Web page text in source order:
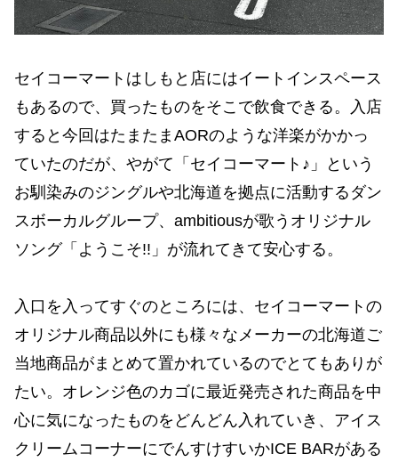
セイコーマートはしもと店にはイートインスペース
もあるので、買ったものをそこで飲食できる。入店
すると今回はたまたまAORのような洋楽がかかっ
ていたのだが、やがて「セイコーマート♪」という
お馴染みのジングルや北海道を拠点に活動するダン
スボーカルグループ、ambitiousが歌うオリジナル
ソング「ようこそ!!」が流れてきて安心する。
入口を入ってすぐのところには、セイコーマートの
オリジナル商品以外にも様々なメーカーの北海道ご
当地商品がまとめて置かれているのでとてもありが
たい。オレンジ色のカゴに最近発売された商品を中
心に気になったものをどんどん入れていき、アイス
クリームコーナーにでんすけすいかICE BARがある